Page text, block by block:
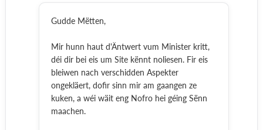
Gudde Mëtten,
Mir hunn haut d'Äntwert vum Minister kritt,
déi dir bei eis um Site kënnt noliesen. Fir eis
bleiwen nach verschidden Aspekter
ongekläert, dofir sinn mir am gaangen ze
kuken, a wéi wäit eng Nofro hei géing Sënn
maachen.